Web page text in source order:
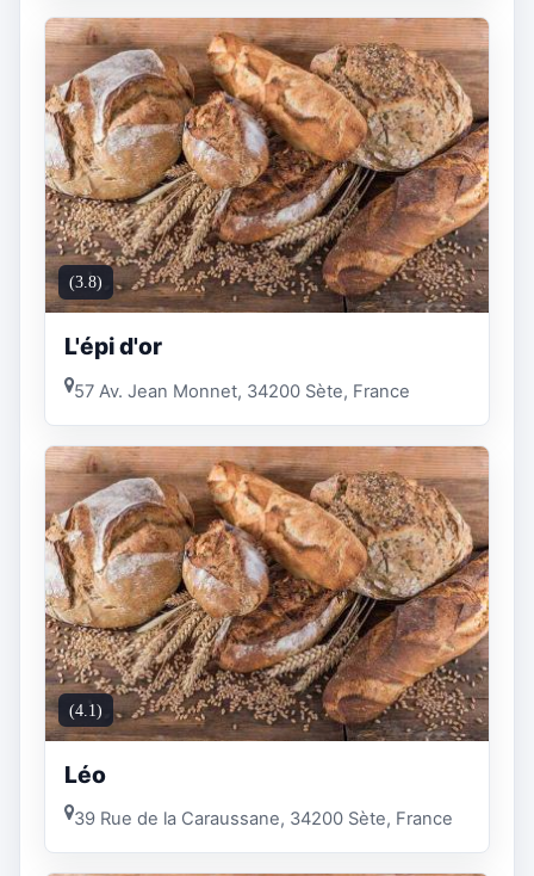
(3.8)
L'épi d'or
57 Av. Jean Monnet, 34200 Sète, France
(4.1)
Léo
39 Rue de la Caraussane, 34200 Sète, France